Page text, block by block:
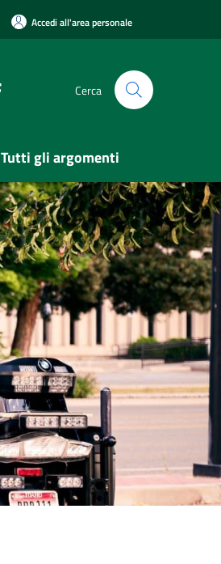
Accedi all'area personale
Cerca
Tutti gli argomenti